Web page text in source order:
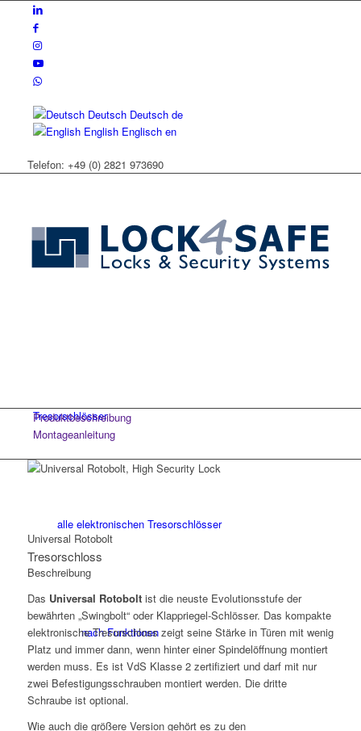
Deutsch Deutsch de
English Englisch en
Telefon: +49 (0) 2821 973690
Tresorschlösser
alle elektronischen Tresorschlösser
nach Funktionen
Produktbeschreibung
Montageanleitung
Universal Rotobolt
Tresorschloss
Beschreibung
Das Universal Rotoboltist die neuste Evolutionsstufe der
bewährten „Swingbolt“ oder Klappriegel-Schlösser. Das kompakte
elektronische Tresorschloss zeigt seine Stärke in Türen mit wenig
Platz und immer dann, wenn hinter einer Spindelöffnung montiert
werden muss. Es ist VdS Klasse 2 zertifiziert und darf mit nur
zwei Befestigungsschrauben montiert werden. Die dritte
Schraube ist optional.
Wie auch die größere Version gehört es zu den